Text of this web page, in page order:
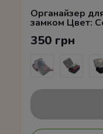
Органайзер
замком Цвет:
350 грн